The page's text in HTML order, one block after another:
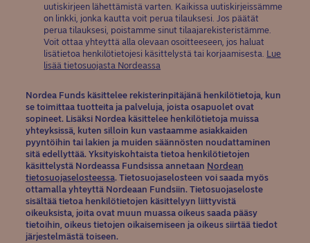
uutiskirjeen lähettämistä varten. Kaikissa uutiskirjeissämme
on linkki, jonka kautta voit perua tilauksesi. Jos päätät
perua tilauksesi, poistamme sinut tilaajarekisteristämme.
Voit ottaa yhteyttä alla olevaan osoitteeseen, jos haluat
lisätietoa henkilötietojesi käsittelystä tai korjaamisesta. Lue
lisää tietosuojasta Nordeassa
Nordea Funds käsittelee rekisterinpitäjänä henkilötietoja, kun
se toimittaa tuotteita ja palveluja, joista osapuolet ovat
sopineet. Lisäksi Nordea käsittelee henkilötietoja muissa
yhteyksissä, kuten silloin kun vastaamme asiakkaiden
pyyntöihin tai lakien ja muiden säännösten noudattaminen
sitä edellyttää. Yksityiskohtaista tietoa henkilötietojen
käsittelystä Nordeassa Fundsissa annetaan Nordean
tietosuojaselosteessa(opens in new window)
. Tietosuojaselosteen voi saada myös
ottamalla yhteyttä Nordeaan Fundsiin. Tietosuojaseloste
sisältää tietoa henkilötietojen käsittelyyn liittyvistä
oikeuksista, joita ovat muun muassa oikeus saada pääsy
tietoihin, oikeus tietojen oikaisemiseen ja oikeus siirtää tiedot
järjestelmästä toiseen.